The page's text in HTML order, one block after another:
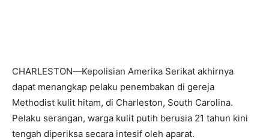
CHARLESTON—Kepolisian Amerika Serikat akhirnya
dapat menangkap pelaku penembakan di gereja
Methodist kulit hitam, di Charleston, South Carolina.
Pelaku serangan, warga kulit putih berusia 21 tahun kini
tengah diperiksa secara intesif oleh aparat.